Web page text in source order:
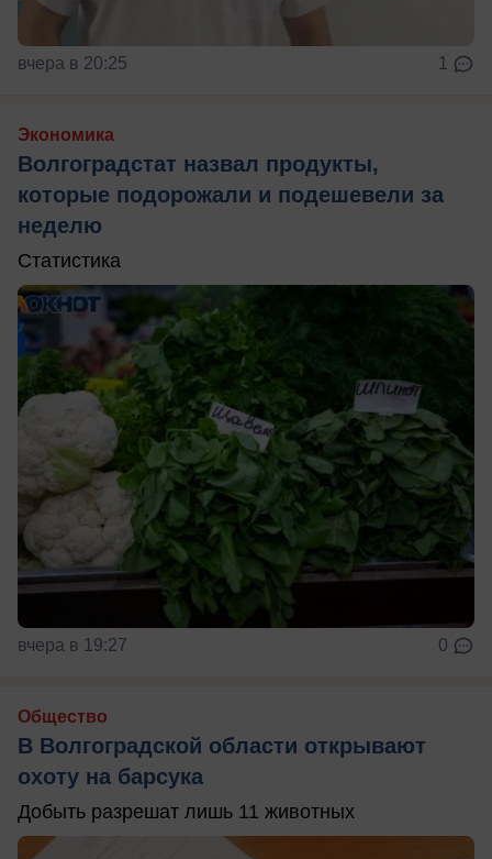
вчера в 20:25 1
Экономика
Волгоградстат назвал продукты,
которые подорожали и подешевели за
неделю
Статистика
вчера в 19:27 0
Общество
В Волгоградской области открывают
охоту на барсука
Добыть разрешат лишь 11 животных